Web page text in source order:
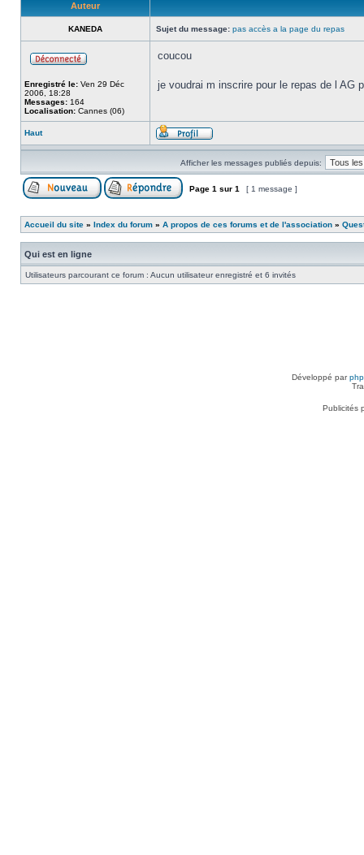
Auteur
KANEDA Sujet du message: pas accès a la page du repas
Enregistré le: Ven 29 Déc
2006, 18:28
Messages: 164
Localisation: Cannes (06)
coucou
je voudrai m inscrire pour le repas de l AG
Haut
Afficher les messages publiés depuis:
Page 1 sur 1 [ 1 message ]
Accueil du site » Index du forum » A propos de ces forums et de l'association »
Qui est en ligne
Utilisateurs parcourant ce forum : Aucun utilisateur enregistré et 6 invités
Développé par
Publicités